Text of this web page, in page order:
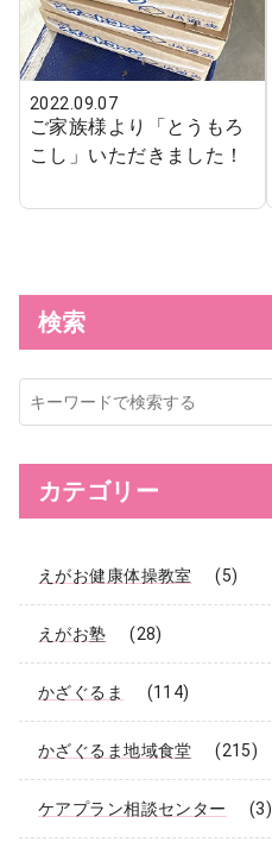
2022.09.07
ご家族様より「とうもろ
こし」いただきました！
検索
サ
イ
ト
検
カテゴリー
えがお健康体操教室 (5)
えがお塾 (28)
かざぐるま (114)
かざぐるま地域食堂 (215)
ケアプラン相談センター (3)